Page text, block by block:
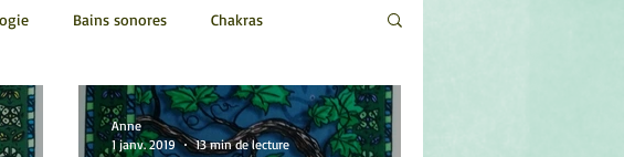
Bains sonores Chakras
Couleurs Etoiles Evénements
Anne
1 janv. 2019
13 min de lecture